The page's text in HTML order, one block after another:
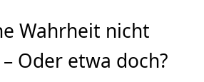
Wahrheit nicht
Oder etwa doch?